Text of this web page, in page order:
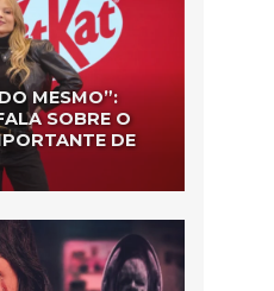
MESMO”:
SOBRE O
DE